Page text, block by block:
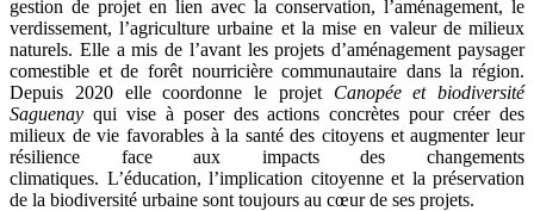
gestion de projet en lien avec la conservation, l’aménagement, le
verdissement, l’agriculture urbaine et la mise en valeur de milieux
naturels. Elle a mis de l’avant les projets d’aménagement paysager
comestible et de forêt nourricière communautaire dans la région.
Depuis 2020 elle coordonne le projet Canopée et biodiversité
Saguenay qui vise à poser des actions concrètes pour créer des
milieux de vie favorables à la santé des citoyens et augmenter leur
résilience face aux impacts des changements
climatiques. L’éducation, l’implication citoyenne et la préservation
de la biodiversité urbaine sont toujours au cœur de ses projets.